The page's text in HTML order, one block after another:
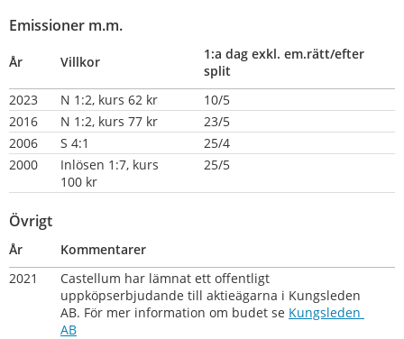
Emissioner m.m.
År Villkor
1:a dag exkl. em.rätt/efter
split
2023
N 1:2, kurs 62 kr
10/5
2016
N 1:2, kurs 77 kr
23/5
2006
S 4:1
25/4
2000
Inlösen 1:7, kurs
100 kr
25/5
Övrigt
År
Kommentarer
2021
Castellum har lämnat ett offentligt
uppköpserbjudande till aktieägarna i Kungsleden
AB. För mer information om budet se Kungsleden
AB